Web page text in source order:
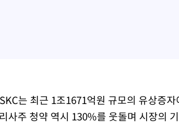
는 최근 1조1671억원 규모의 유상증
사주 청약 역시 130%를 웃돌며 시장의